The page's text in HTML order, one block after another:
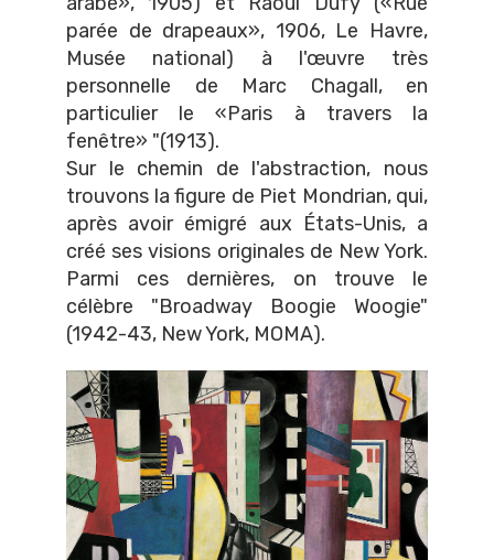
parée de drapeaux», 1906, Le Havre,
Musée national) à l'œuvre très
personnelle de Marc Chagall, en
particulier le «Paris à travers la
fenêtre» "(1913).
Sur le chemin de l'abstraction, nous
trouvons la figure de Piet Mondrian, qui,
après avoir émigré aux États-Unis, a
créé ses visions originales de New York.
Parmi ces dernières, on trouve le
célèbre "Broadway Boogie Woogie"
(1942-43, New York, MOMA).